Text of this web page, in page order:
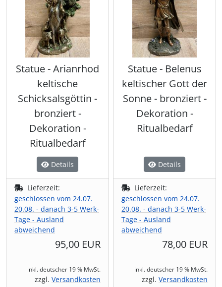
Statue - Arianrhod
keltische
Schicksalsgöttin -
bronziert -
Dekoration -
Ritualbedarf
Details
Lieferzeit:
geschlossen vom 24.07.
20.08. - danach 3-5 Werk-
Tage - Ausland
abweichend
95,00 EUR
inkl. deutscher 19 % MwSt.
zzgl. Versandkosten
Statue - Belenus
keltischer Gott der
Sonne - bronziert -
Dekoration -
Ritualbedarf
Details
Lieferzeit:
geschlossen vom 24.07.
20.08. - danach 3-5 Werk-
Tage - Ausland
abweichend
78,00 EUR
inkl. deutscher 19 % MwSt.
zzgl. Versandkosten
Spardosen & Geldgeschenke
Statuen (401)
Wikinger & Germanen
Tassen & Co.
Themen Kochbücher
Wandbilder & Plaketten
Weihnachten & Yule
Weisheiten in kleinen Dosen
Umhängetaschen (56)
Wämse & Jacken (11)
Zubehör & Accessoires
Kerzenständer (20)
Leuchtartikel/ Taschenlampen (16)
Maritimes & Nautisches
Markierungsbänder
Messer, Taschenmesser & Beile (166)
Nähzubehör
Props - Ohren, Schminke, Kunstblut & Co (44)
Sanduhren & Co
Schreibzeug, Tafeln & Siegel (162)
Shisha & Raucherbedarf
Steampunk (28)
Tiaras & Diademe
Uhren & Taschenuhren
Jahreskreis (4)
Männer-Spiritualität (2)
Naturspiritualität (5)
Räuchern, Pendeln & Co
Runen & Ogham
Tarot & Divination (4)